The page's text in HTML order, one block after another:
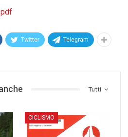
Twitter Telegram
Tutti
CICLISMO